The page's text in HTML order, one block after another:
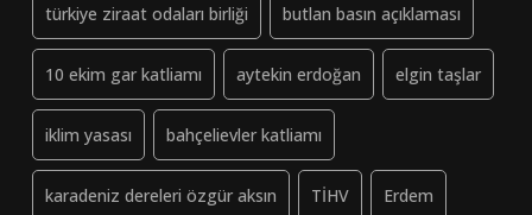
türkiye ziraat odaları birliği butlan basın açıklaması
10 ekim gar katliamı aytekin erdoğan elgin taşlar
iklim yasası bahçelievler katliamı
karadeniz dereleri özgür aksın TİHV Erdem